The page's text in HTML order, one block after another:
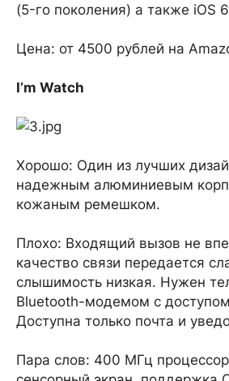
(5-го поколения) а также iOS
Цена: от 4500 рублей на
I’m Watch
Хорошо: Один из лучших
надежным алюминиевым
кожаным ремешком.
Плохо: Входящий вызов не
качество связи передается
слышимость низкая. Нужен
Bluetooth-модемом с
Доступна только почта и
Пара слов: 400 МГц